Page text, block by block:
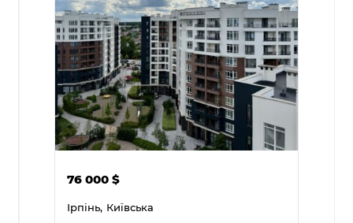
76 000$
Ірпінь, Київська